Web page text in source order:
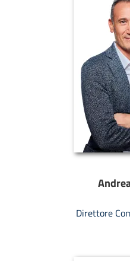
Direttore